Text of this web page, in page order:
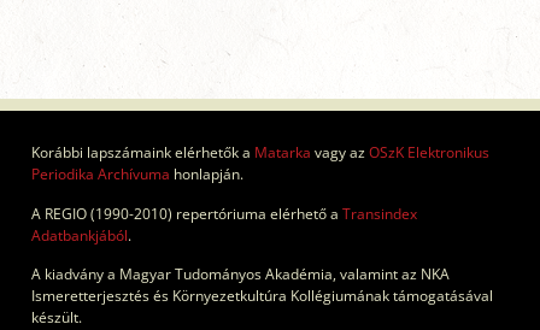
Korábbi lapszámaink elérhetők a Matarka vagy azOSzK Elektronikus
Periodika Archívuma honlapján.
A REGIO (1990-2010) repertóriuma elérhető a Transindex
Adatbankjából.
A kiadvány a Magyar Tudományos Akadémia, valamint az NKA
Ismeretterjesztés és Környezetkultúra Kollégiumának támogatásával
készült.